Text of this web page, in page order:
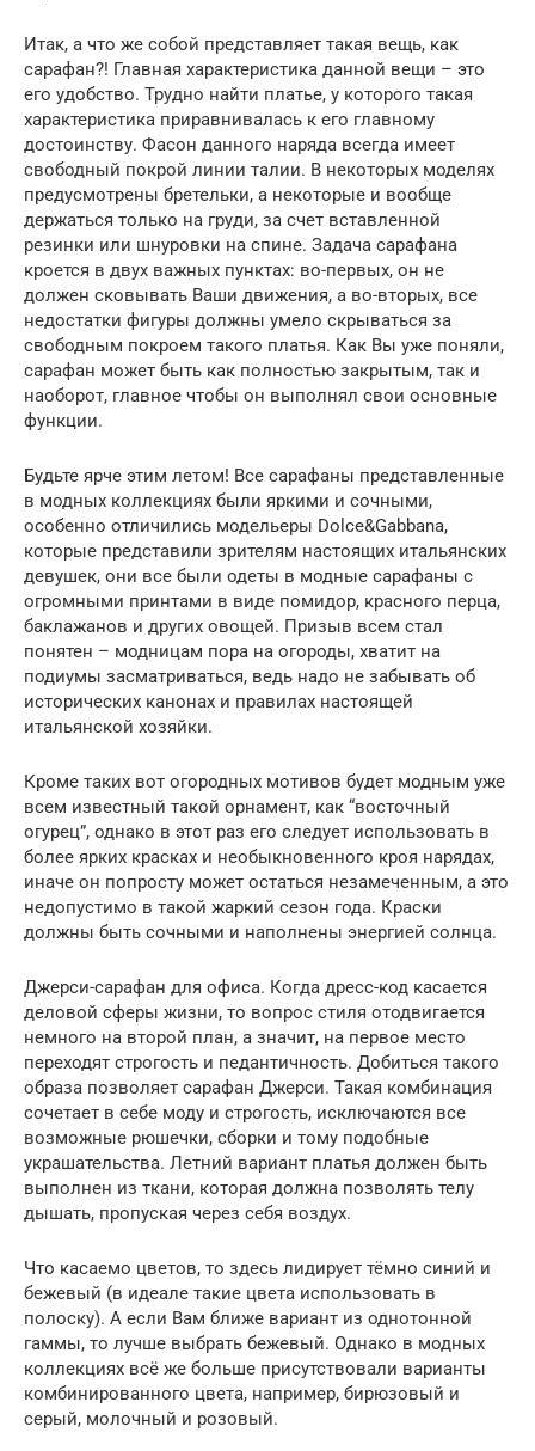
Итак, а что же собой представляет такая вещь, как
сарафан?! Главная характеристика данной вещи – это
его удобство. Трудно найти платье, у которого такая
характеристика приравнивалась к его главному
достоинству. Фасон данного наряда всегда имеет
свободный покрой линии талии. В некоторых моделях
предусмотрены бретельки, а некоторые и вообще
держаться только на груди, за счет вставленной
резинки или шнуровки на спине. Задача сарафана
кроется в двух важных пунктах: во-первых, он не
должен сковывать Ваши движения, а во-вторых, все
недостатки фигуры должны умело скрываться за
свободным покроем такого платья. Как Вы уже поняли,
сарафан может быть как полностью закрытым, так и
наоборот, главное чтобы он выполнял свои основные
функции.
Будьте ярче этим летом! Все сарафаны представленные
в модных коллекциях были яркими и сочными,
особенно отличились модельеры Dolce&Gabbanа,
которые представили зрителям настоящих итальянских
девушек, они все были одеты в модные сарафаны с
огромными принтами в виде помидор, красного перца,
баклажанов и других овощей. Призыв всем стал
понятен – модницам пора на огороды, хватит на
подиумы засматриваться, ведь надо не забывать об
исторических канонах и правилах настоящей
итальянской хозяйки.
Кроме таких вот огородных мотивов будет модным уже
всем известный такой орнамент, как “восточный
огурец”, однако в этот раз его следует использовать в
более ярких красках и необыкновенного кроя нарядах,
иначе он попросту может остаться незамеченным, а это
недопустимо в такой жаркий сезон года. Краски
должны быть сочными и наполнены энергией солнца.
Джерси-сарафан для офиса. Когда дресс-код касается
деловой сферы жизни, то вопрос стиля отодвигается
немного на второй план, а значит, на первое место
переходят строгость и педантичность. Добиться такого
образа позволяет сарафан Джерси. Такая комбинация
сочетает в себе моду и строгость, исключаются все
возможные рюшечки, сборки и тому подобные
украшательства. Летний вариант платья должен быть
выполнен из ткани, которая должна позволять телу
дышать, пропуская через себя воздух.
Что касаемо цветов, то здесь лидирует тёмно синий и
бежевый (в идеале такие цвета использовать в
полоску). А если Вам ближе вариант из однотонной
гаммы, то лучше выбрать бежевый. Однако в модных
коллекциях всё же больше присутствовали варианты
комбинированного цвета, например, бирюзовый и
серый, молочный и розовый.